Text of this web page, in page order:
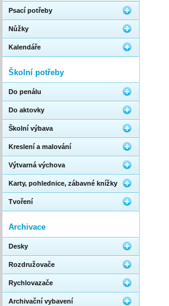
Psací potřeby
Nůžky
Kalendáře
Školní potřeby
Do penálu
Do aktovky
Školní výbava
Kreslení a malování
Výtvarná výchova
Karty, pohlednice, zábavné knížky
Tvoření
Archivace
Desky
Rozdružovače
Rychlovazače
Archivační vybavení